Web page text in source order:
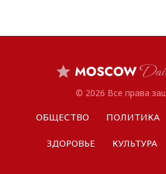
© 2026 Все права
ОБЩЕСТВО ПОЛИТИКА
ЗДОРОВЬЕ КУЛЬТУРА